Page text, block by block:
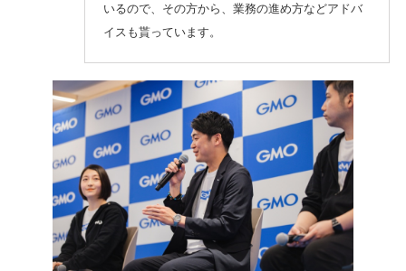
いるので、その方から、業務の進め方などアドバ
イスも貰っています。